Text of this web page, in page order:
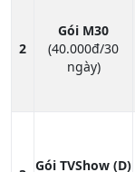
2
Gói M30
(40.000đ/30
ngày)
Gói TVShow (D)